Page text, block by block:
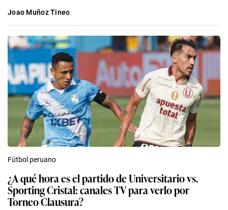
Joao Muñoz Tineo
Fútbol peruano
¿A qué hora es el partido de Universitario vs.
Sporting Cristal: canales TV para verlo por
Torneo Clausura?